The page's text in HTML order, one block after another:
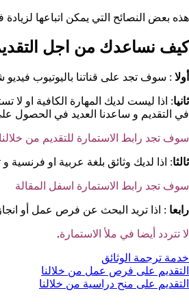
هذه بعض النصائح التي يمكن اتباعها
كيف نساعدك من اجل
أولا : سوف تجد على قناتنا باليوتيوب
ثانيا: اذا ليست لديك المهارة الكافية او لا
في التقديم و ساعدنا العديد في الحصول
سوف تجد رابط الاستمارة للتقديم من
ثالثا: اذا لديك وثائق بلغة عربية او فرنسية و تحتاج إلى ترجمتها بلغة انجليزية، تواصل
سوف تجد رابط الاستمارة اسفل المقالة
رابعا : اذا تريد البحث عن فرص عمل أو
لا تتردد أيضا في ملأ الاستمارة.
خدمة ترجمة الوثائق
التقديم على فرص عمل من خلالنا
التقديم على منح دراسية من خلالنا